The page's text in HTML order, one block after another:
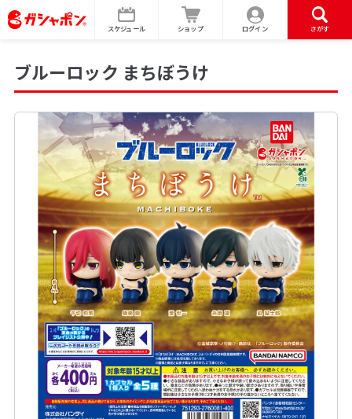
スケジュール ショップ ログイン さがす
ブルーロック まちぼうけ